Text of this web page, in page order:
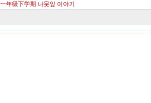
年级下学期 나뭇잎 이야기